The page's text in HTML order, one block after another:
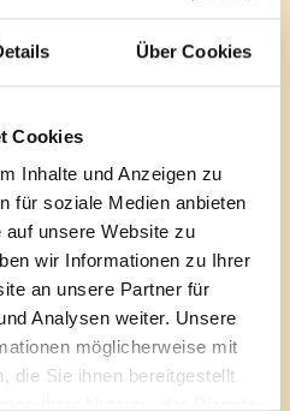
Über Cookies
Cookies
Inhalte und Anzeigen zu
für soziale Medien anbieten
unsere Website zu
wir Informationen zu Ihrer
an unsere Partner für
Analysen weiter. Unsere
möglicherweise mit
die Sie ihnen bereitgestellt
kann in Anspruch
sich die betroffene
Marktgemeinde Frastanz
Parteien, deren